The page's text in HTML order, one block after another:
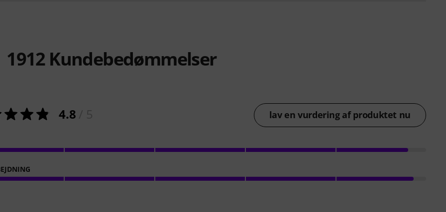
1912Kundebedømmelser
4.8 lav en vurdering af produktet nu